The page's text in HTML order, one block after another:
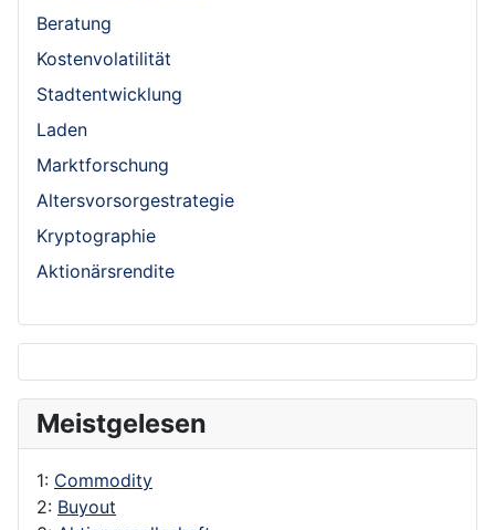
Beratung
Kostenvolatilität
Stadtentwicklung
Laden
Marktforschung
Altersvorsorgestrategie
Kryptographie
Aktionärsrendite
Meistgelesen
1: Commodity
2: Buyout